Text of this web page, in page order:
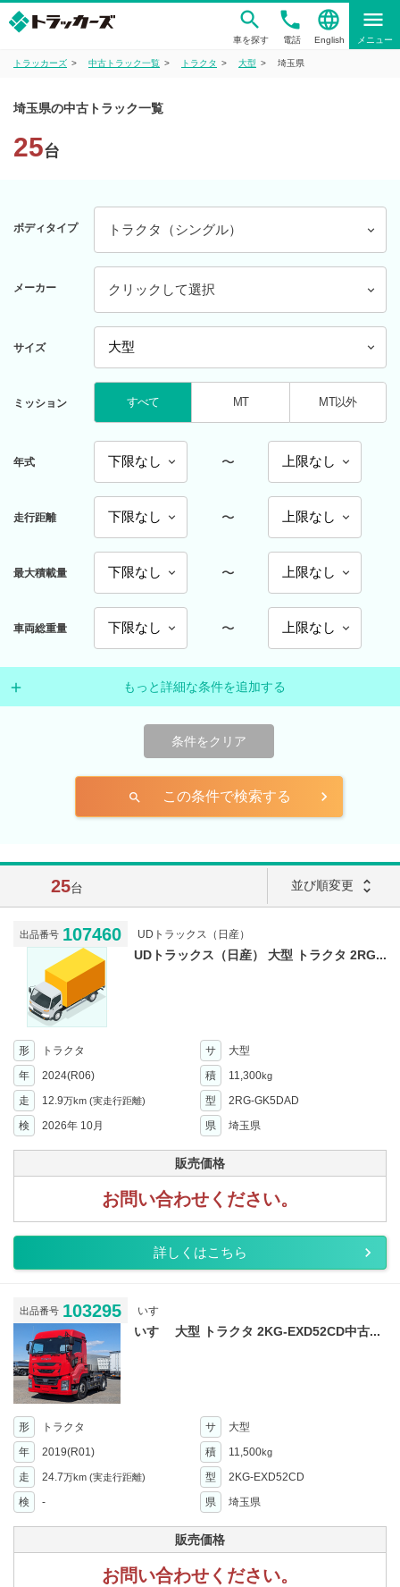
車を探す
phone
電話
language
English
menu
メニュー
トラッカーズ 中古トラック一覧 トラクタ 大型 埼玉県
埼玉県の中古トラック一覧
25台
ボディタイプ トラクタ（シングル）
メーカー クリックして選択
サイズ
ミッション すべて MT MT以外
年式 〜
走行距離 〜
最大積載量 〜
車両総重量 〜
もっと詳細な条件を追加する
条件をクリア
search この条件で検索する
25台 並び順変更 unfold_more
出品番号 107460 UDトラックス（日産）
UDトラックス（日産） 大型 トラクタ 2RG...
形 トラクタ サ
大型
年
2024(R06) 積 11,300kg
走 12.9万km (実走行距離) 型
2RG-GK5DAD
検
2026年 10月 県 埼玉県
販売価格
お問い合わせください。
詳しくはこちら
出品番号 103295 いすゞ
いすゞ 大型 トラクタ 2KG-EXD52CD中古...
形 トラクタ サ
大型
年
2019(R01) 積 11,500kg
走 24.7万km (実走行距離) 型
2KG-EXD52CD
検
- 県 埼玉県
販売価格
お問い合わせください。